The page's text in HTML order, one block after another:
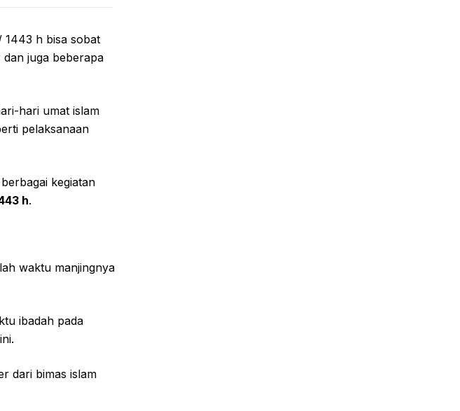
1443 h bisa sobat
juga beberapa
hari umat islam
pelaksanaan
kegiatan
h.
waktu manjingnya
ibadah pada
dari bimas islam